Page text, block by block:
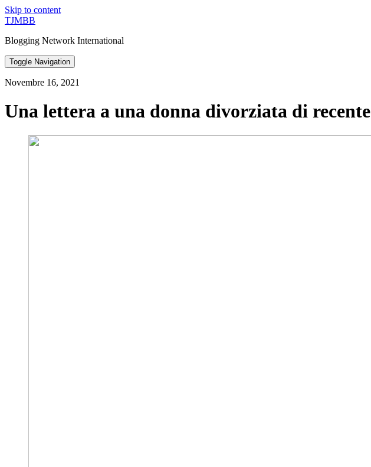
Skip to content
TJMBB
Blogging Network International
Toggle Navigation
Novembre 16, 2021
Una lettera a una donna divorziata di recente